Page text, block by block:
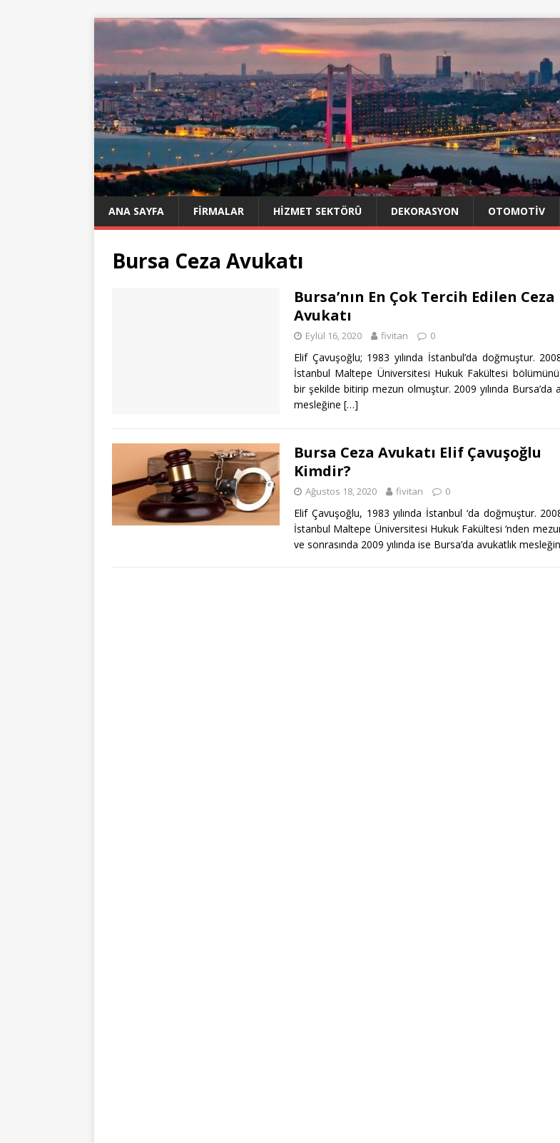
ANA SAYFA FIRMALAR HIZMET SEKTÖRÜ DEKORASYON OTOMOTIV
Bursa Ceza Avukatı
Bursa’nın En Çok Tercih Edilen Ceza
Avukatı
Eylül 16, 2020 fivitan 0
Elif Çavuşoğlu; 1983 yılında İstanbul’da doğmuştur.
İstanbul Maltepe Üniversitesi Hukuk Fakültesi bölümünü
bir şekilde bitirip mezun olmuştur. 2009 yılında Bursa’da
mesleğine […]
Bursa Ceza Avukatı Elif Çavuşoğlu
Kimdir?
Ağustos 18, 2020 fivitan 0
Elif Çavuşoğlu, 1983 yılında İstanbul ‘da doğmuştur.
İstanbul Maltepe Üniversitesi Hukuk Fakültesi ‘nden
ve sonrasında 2009 yılında ise Bursa’da avukatlık